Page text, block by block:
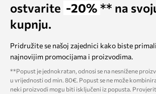
ostvarite -20% ** na
kupnju.
Pridružite se našoj zajednici kako biste
najnovijim promocijama i proizvodima.
**Popust je jednokratan, odnosi se na nesnižene
u vrijednosti od min. 80€. Popust se ne može
neki proizvodi mogu biti isključeni iz popusta.